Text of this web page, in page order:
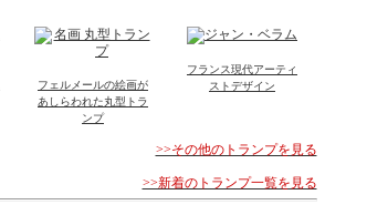
フェルメールの絵画が
あしらわれた丸型トラ
ンプ
フランス現代アーティ
ストデザイン
>>その他のトランプを見る
>>新着のトランプ一覧を見る